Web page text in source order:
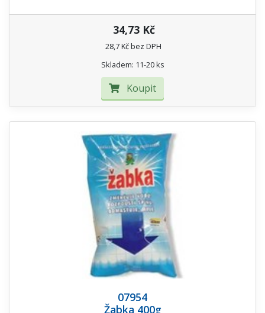
34,73 Kč
28,7 Kč bez DPH
Skladem: 11-20 ks
Koupit
07954
Žabka 400g